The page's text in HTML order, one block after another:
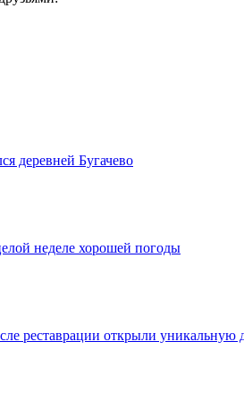
деревней Бугачево
неделе хорошей погоды
реставрации открыли уникальную